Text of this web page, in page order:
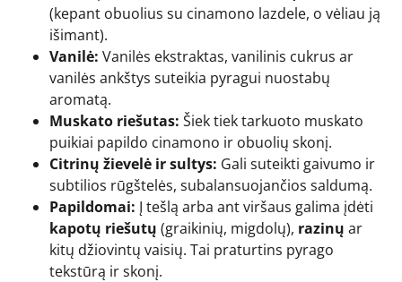
(kepant obuolius su cinamono lazdele, o vėliau ją
išimant).
Vanilė: Vanilės ekstraktas, vanilinis cukrus ar
vanilės ankštys suteikia pyragui nuostabų
aromatą.
Muskato riešutas: Šiek tiek tarkuoto muskato
puikiai papildo cinamono ir obuolių skonį.
Citrinų žievelė ir sultys: Gali suteikti gaivumo ir
subtilios rūgštelės, subalansuojančios saldumą.
Papildomai: Į tešlą arba ant viršaus galima įdėti
kapotų riešutų (graikinių, migdolų), razinų ar
kitų džiovintų vaisių. Tai praturtins pyrago
tekstūrą ir skonį.